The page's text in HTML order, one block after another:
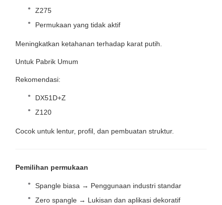
Z275
Permukaan yang tidak aktif
Meningkatkan ketahanan terhadap karat putih.
Untuk Pabrik Umum
Rekomendasi:
DX51D+Z
Z120
Cocok untuk lentur, profil, dan pembuatan struktur.
Pemilihan permukaan
Spangle biasa → Penggunaan industri standar
Zero spangle → Lukisan dan aplikasi dekoratif